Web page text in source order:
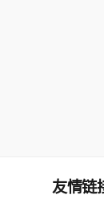
友情链